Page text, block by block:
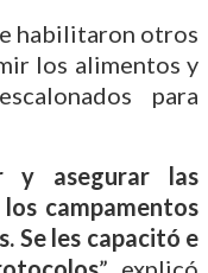
habilitaron otros
los alimentos y
para
y asegurar las
campamentos
Se les capacitó e